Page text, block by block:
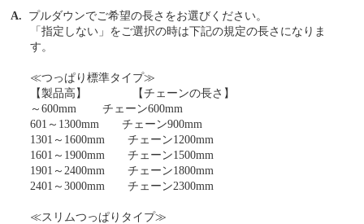
プルダウンでご希望の長さをお選びください。
「指定しない」をご選択の時は下記の規定の長さになりま
す。
≪つっぱり標準タイプ≫
【製品高】 【チェーンの長さ】
～600mm チェーン600mm
601～1300mm チェーン900mm
1301～1600mm チェーン1200mm
1601～1900mm チェーン1500mm
1901～2400mm チェーン1800mm
2401～3000mm チェーン2300mm
≪スリムつっぱりタイプ≫